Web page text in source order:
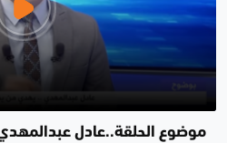
موضوع الحلقة..عادل